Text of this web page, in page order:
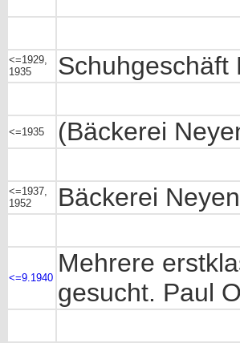
<=1929,
1935
Schuhgeschäft
<=1935 (Bäckerei
<=1937,
1952
Bäckerei
<=9.1940
Mehrere
gesucht. Paul